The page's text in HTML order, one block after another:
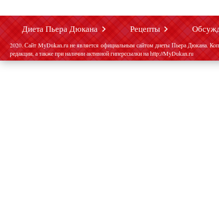
Диета Пьера Дюкана Рецепты
2020. Сайт MyDukan.ru не является официальным сайтом диеты Пьера Дюкана.
редакции, а также при наличии активной гиперссылки на http://MyDukan.ru